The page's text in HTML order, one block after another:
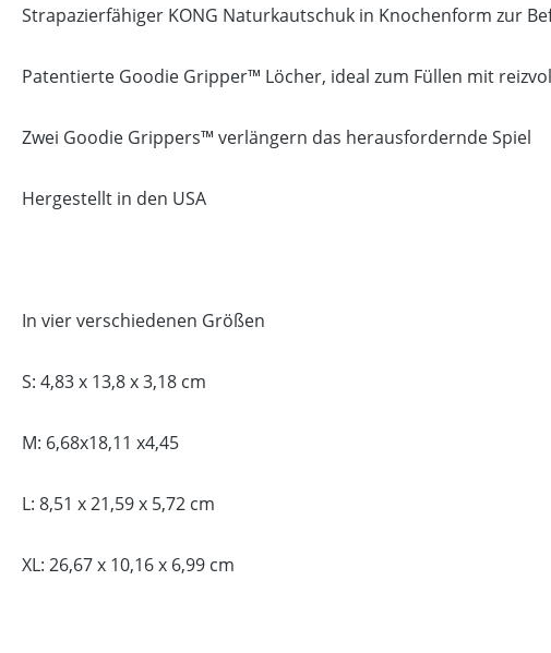
Strapazierfähiger KONG Naturkautschuk in Knochenform zur
Patentierte Goodie Gripper™ Löcher, ideal zum Füllen mit
Zwei Goodie Grippers™ verlängern das herausfordernde Spiel
Hergestellt in den USA
In vier verschiedenen Größen
S: 4,83 x 13,8 x 3,18 cm
M: 6,68x18,11 x4,45
L: 8,51 x 21,59 x 5,72 cm
XL: 26,67 x 10,16 x 6,99 cm